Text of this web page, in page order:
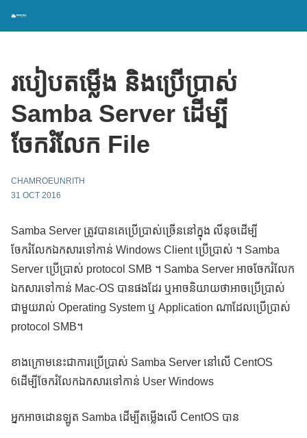
របៀបតម្លើង និងប្រើប្រាស់
Samba Server ដើម្បី
ចែករំលែក File
CHAMROEUNRITH
31 OCT 2016
Samba Server ត្រូវបានគេប្រើប្រាស់ច្រើននៅក្នុង លីនុចដើម្បី
ចែករំលែកឯកសារទៅកាន់ Windows Client ប្រើប្រាស់ ។ Samba
Server ប្រើប្រាស់ protocol SMB ។ Samba Server អាចចែករំលែក
ឯកសារទៅកាន់ Mac-OS បានផងដែរ ឬអាចនិយាយថាអាចប្រើប្រាស់
ជាមួយរាល់ Operating System ឬ Application ណាដែលប្រើប្រាស់
protocol SMB។
ខាងក្រោមនេះជាការប្រើប្រាស់ Samba Server នៅលើ CentOS
6ដើម្បីចែករំលែកឯកសារទៅកាន់ User Windows
អ្នកអាចដោនឡូត Samba ដើម្បីតម្លើងលើ CentOS បាន